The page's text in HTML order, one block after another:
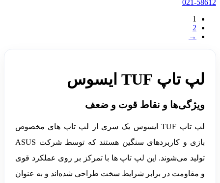
021-58612
1
2
→
لپ تاپ TUF ایسوس
ویژگی‌ها و نقاط قوت و ضعف
لپ تاپ TUF ایسوس یک سری از لپ تاپ های مخصوص
بازی و کاربردهای سنگین هستند که توسط شرکت ASUS
تولید می‌شوند. این لپ تاپ ها با تمرکز بر روی عملکرد قوی
و مقاومت در برابر شرایط سخت طراحی شده‌اند و به عنوان